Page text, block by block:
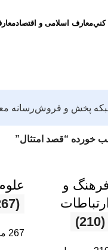
كنيمعارف اسلامی و اقتصاد
پخش و فروشرسانه
خورده “قصد امتثال”
فرهنگ و
ارتباطات
(210)
(267)
267 محصول